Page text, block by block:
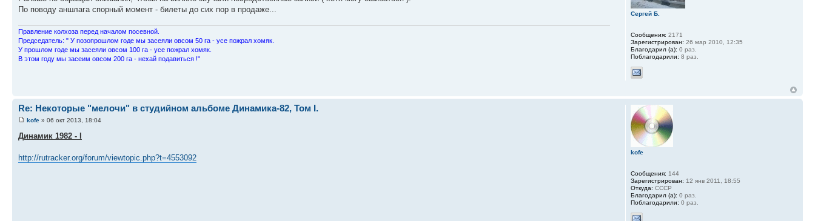
По поводу аншлага спорный момент - билеты до сих пор в продаже...
Пpавление колхоза пеpед началом посевной.
Пpедседатель: " У позопpошлом годе мы засеяли овсом 50 га - усе пожpал хомяк.
У пpошлом годе мы засеяли овсом 100 га - усе пожpал хомяк.
В этом году мы засеим овсом 200 га - нехай подавиться !"
Сергей Б.
Сообщения: 2171
Зарегистрирован: 26 мар 2010, 12:35
Благодарил (а): 0 раз.
Поблагодарили: 8 раз.
Re: Некоторые "мелочи" в студийном альбоме Динамика-82, Том I.
kofe » 06 окт 2013, 18:04
Динамик 1982 - I
http://rutracker.org/forum/viewtopic.php?t=4553092
kofe
Сообщения: 144
Зарегистрирован: 12 янв 2011, 18:55
Откуда: СССР
Благодарил (а): 0 раз.
Поблагодарили: 0 раз.